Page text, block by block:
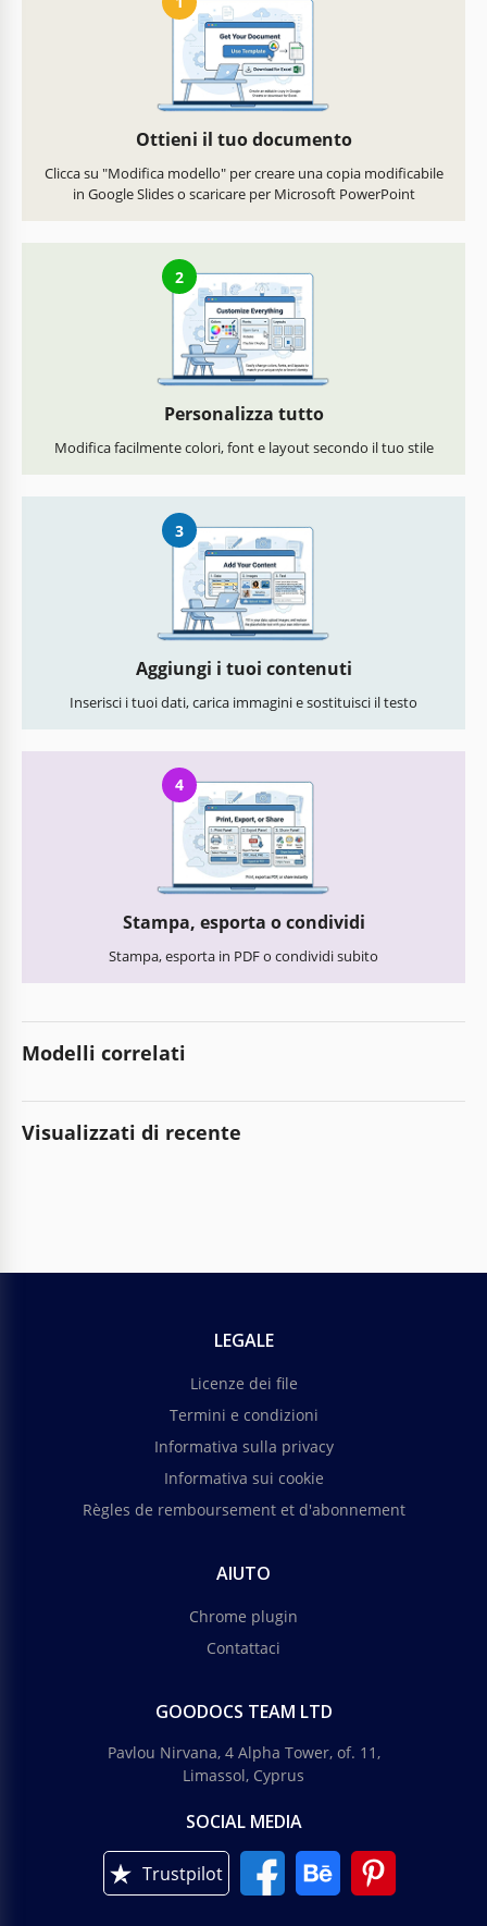
Ottieni il tuo documento
Clicca su "Modifica modello" per creare una copia modificabile
in Google Slides o scaricare per Microsoft PowerPoint
2
Personalizza tutto
Modifica facilmente colori, font e layout secondo il tuo stile
3
Aggiungi i tuoi contenuti
Inserisci i tuoi dati, carica immagini e sostituisci il testo
4
Stampa, esporta o condividi
Stampa, esporta in PDF o condividi subito
Modelli correlati
Visualizzati di recente
LEGALE
Licenze dei file
Termini e condizioni
Informativa sulla privacy
Informativa sui cookie
Règles de remboursement et d'abonnement
AIUTO
Chrome plugin
Contattaci
GOODOCS TEAM LTD
Pavlou Nirvana, 4 Alpha Tower, of. 11,
Limassol, Cyprus
SOCIAL MEDIA
Trustpilot